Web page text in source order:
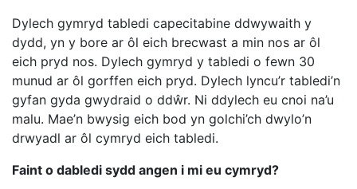
Dylech gymryd tabledi capecitabine ddwywaith y
dydd, yn y bore ar ôl eich brecwast a min nos ar ôl
eich pryd nos. Dylech gymryd y tabledi o fewn 30
munud ar ôl gorffen eich pryd. Dylech lyncu’r tabledi’n
gyfan gyda gwydraid o ddŵr. Ni ddylech eu cnoi na’u
malu. Mae’n bwysig eich bod yn golchi’ch dwylo’n
drwyadl ar ôl cymryd eich tabledi.
Faint o dabledi sydd angen i mi eu cymryd?